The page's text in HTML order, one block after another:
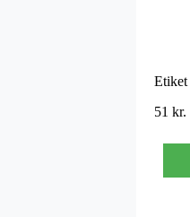
Etiket
51 kr.